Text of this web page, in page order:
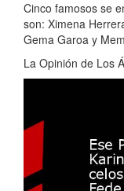
Cinco famosos se
son: Ximena
Gema Garoa y
La Opinión de Los